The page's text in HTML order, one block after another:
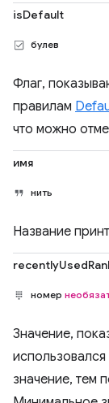
isDefault
булев
Флаг,
правилам
что можно
имя
нить
Название
номер
Значение,
значение, тем